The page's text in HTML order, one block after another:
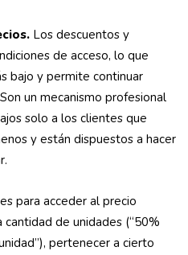
Los descuentos y
de acceso, lo que
bajo y permite continuar
un mecanismo profesional
solo a los clientes que
y están dispuestos a hacer
para acceder al precio
de unidades (“50%
pertenecer a cierto